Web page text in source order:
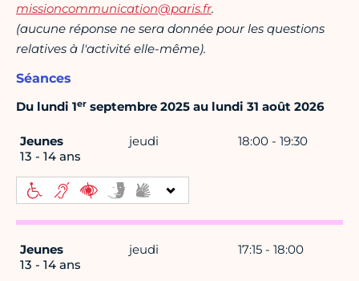
missioncommunication@paris.fr.
(aucune réponse ne sera donnée pour les questions
relatives à l'activité elle-même).
Séances
Du lundi 1er septembre 2025 au lundi 31 août 2026
Jeunes
13 - 14 ans
jeudi 18:00 - 19:30
Jeunes
13 - 14 ans
jeudi 17:15 - 18:00